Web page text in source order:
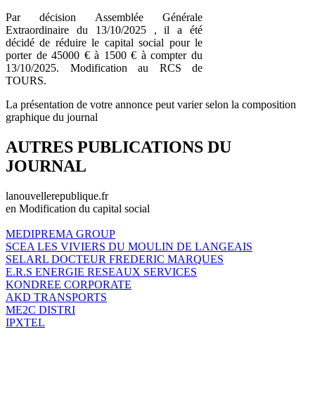
Par décision Assemblée Générale
Extraordinaire du 13/10/2025 , il a été
décidé de réduire le capital social pour le
porter de 45000 € à 1500 € à compter du
13/10/2025. Modification au RCS de
TOURS.
La présentation de votre annonce peut varier selon la composition
graphique du journal
AUTRES PUBLICATIONS DU
JOURNAL
lanouvellerepublique.fr
en Modification du capital social
MEDIPREMA GROUP
SCEA LES VIVIERS DU MOULIN DE LANGEAIS
SELARL DOCTEUR FREDERIC MARQUES
E.R.S ENERGIE RESEAUX SERVICES
KONDREE CORPORATE
AKD TRANSPORTS
ME2C DISTRI
IPXTEL